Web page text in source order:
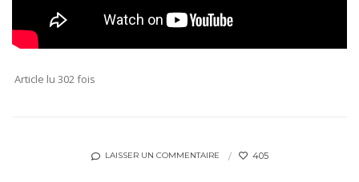
Article lu 302 fois
LAISSER UN COMMENTAIRE 405